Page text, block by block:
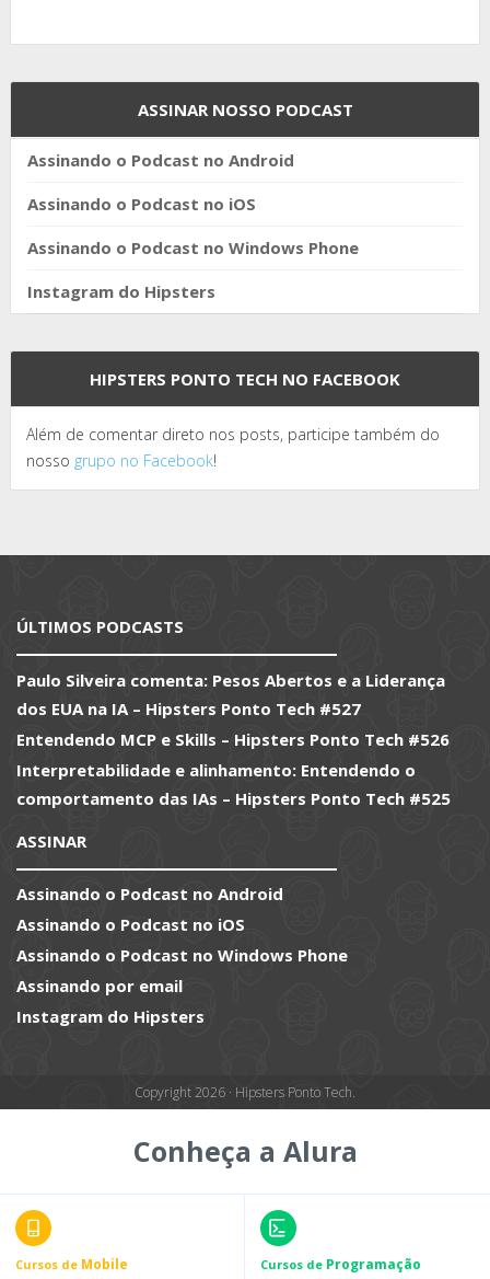
ASSINAR NOSSO PODCAST
Assinando o Podcast no Android
Assinando o Podcast no iOS
Assinando o Podcast no Windows Phone
Instagram do Hipsters
HIPSTERS PONTO TECH NO FACEBOOK
Além de comentar direto nos posts, participe também do
nosso grupo no Facebook!
ÚLTIMOS PODCASTS
Paulo Silveira comenta: Pesos Abertos e a Liderança
dos EUA na IA – Hipsters Ponto Tech #527
Entendendo MCP e Skills – Hipsters Ponto Tech #526
Interpretabilidade e alinhamento: Entendendo o
comportamento das IAs – Hipsters Ponto Tech #525
ASSINAR
Assinando o Podcast no Android
Assinando o Podcast no iOS
Assinando o Podcast no Windows Phone
Assinando por email
Instagram do Hipsters
Copyright 2026 · Hipsters Ponto Tech.
Conheça a Alura
Cursos de Mobile Cursos de Programação